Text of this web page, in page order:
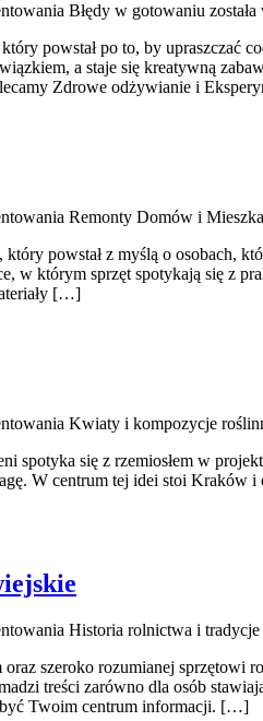
Błędy w gotowaniu została
powstał po to, by upraszczać
a staje się kreatywną
Zdrowe odżywianie i
Remonty Domów i
powstał z myślą o osobach,
w którym sprzęt spotykają się z
[…]
Kwiaty i kompozycje
spotyka się z rzemiosłem w
W centrum tej idei stoi
Historia rolnictwa i
szeroko rozumianej sprzętowi
treści zarówno dla osób
być Twoim centrum informacji. […]